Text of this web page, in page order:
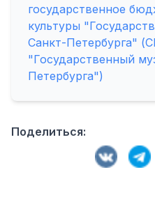
государственное
культуры
Санкт-Петербурга"
"Государственный
Петербурга")
Поделиться: